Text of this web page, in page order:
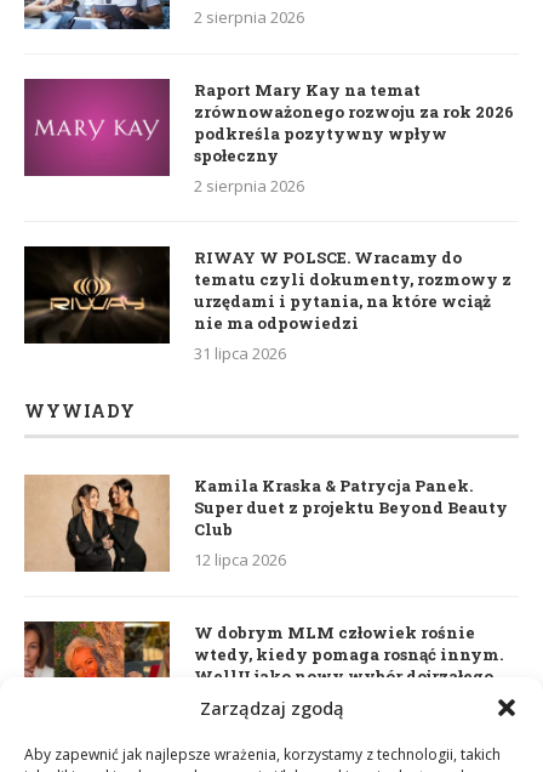
Zarządzaj zgodą
Aby zapewnić jak najlepsze wrażenia, korzystamy z technologii, takich
2 sierpnia 2026
Raport Mary Kay na temat
zrównoważonego rozwoju za rok 2026
podkreśla pozytywny wpływ
społeczny
2 sierpnia 2026
RIWAY W POLSCE. Wracamy do
tematu czyli dokumenty, rozmowy z
urzędami i pytania, na które wciąż
nie ma odpowiedzi
31 lipca 2026
WYWIADY
Kamila Kraska & Patrycja Panek.
Super duet z projektu Beyond Beauty
Club
12 lipca 2026
W dobrym MLM człowiek rośnie
wtedy, kiedy pomaga rosnąć innym.
WellU jako nowy wybór dojrzałego
lidera